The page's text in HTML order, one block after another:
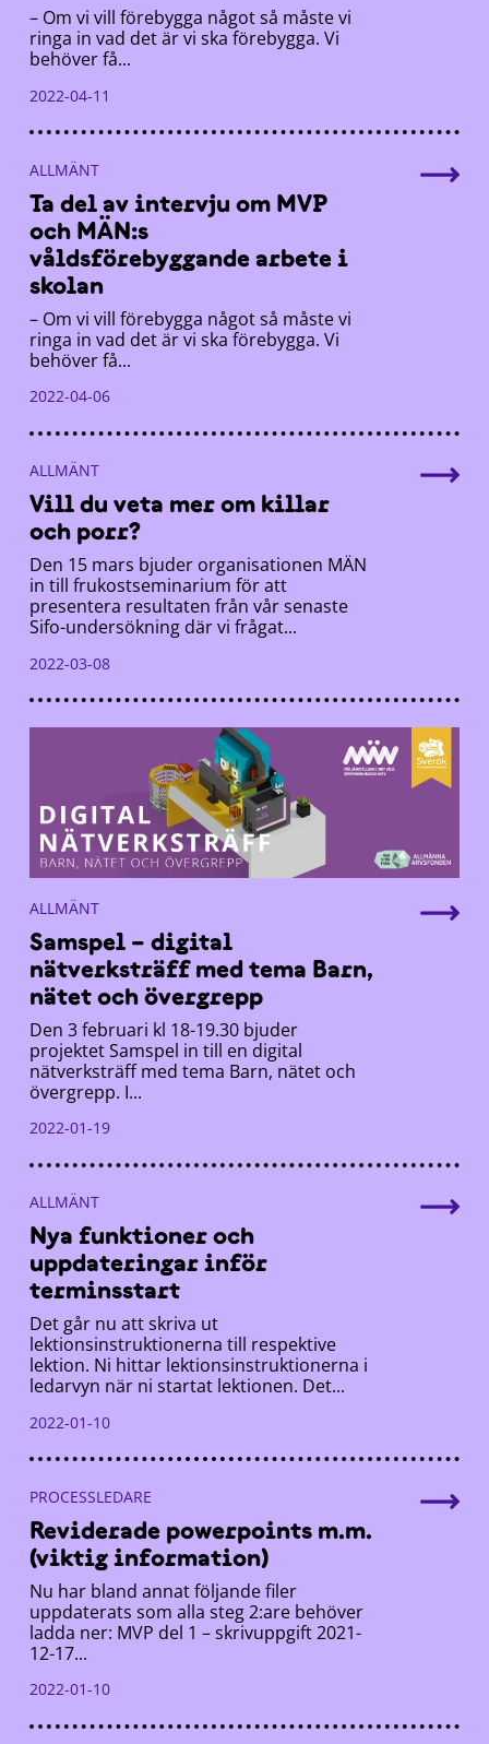
– Om vi vill förebygga något så måste vi
ringa in vad det är vi ska förebygga. Vi
behöver få...
2022-04-11
ALLMÄNT
Ta del av intervju om MVP
och MÄN:s
våldsförebyggande arbete i
skolan
– Om vi vill förebygga något så måste vi
ringa in vad det är vi ska förebygga. Vi
behöver få...
2022-04-06
ALLMÄNT
Vill du veta mer om killar
och porr?
Den 15 mars bjuder organisationen MÄN
in till frukostseminarium för att
presentera resultaten från vår senaste
Sifo-undersökning där vi frågat...
2022-03-08
ALLMÄNT
Samspel – digital
nätverksträff med tema Barn,
nätet och övergrepp
Den 3 februari kl 18-19.30 bjuder
projektet Samspel in till en digital
nätverksträff med tema Barn, nätet och
övergrepp. I...
2022-01-19
ALLMÄNT
Nya funktioner och
uppdateringar inför
terminsstart
Det går nu att skriva ut
lektionsinstruktionerna till respektive
lektion. Ni hittar lektionsinstruktionerna i
ledarvyn när ni startat lektionen. Det...
2022-01-10
PROCESSLEDARE
Reviderade powerpoints m.m.
(viktig information)
Nu har bland annat följande filer
uppdaterats som alla steg 2:are behöver
ladda ner: MVP del 1 – skrivuppgift 2021-
12-17...
2022-01-10